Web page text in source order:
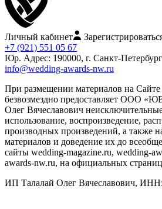
Личный кабинет
+7 (921) 551 05 67
Юр. Адрес: 190000, г. Санкт-Петербург
info@wedding-awards-nw.ru
При размещении материалов на Сайте
безвозмездно предоставляет ООО
Олег Вячеславович
использование, воспроизведение,
производных произведений, а также
материалов и доведение их до
сайты wedding-magazine.ru, wedding-
awards-nw.ru, на официальных
ИП Талалай Олег Вячеславович,